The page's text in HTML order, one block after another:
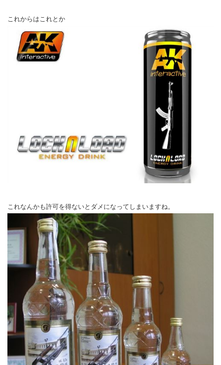
これからはこれとか
これなんかも許可を得ないとダメになってしまいますね。